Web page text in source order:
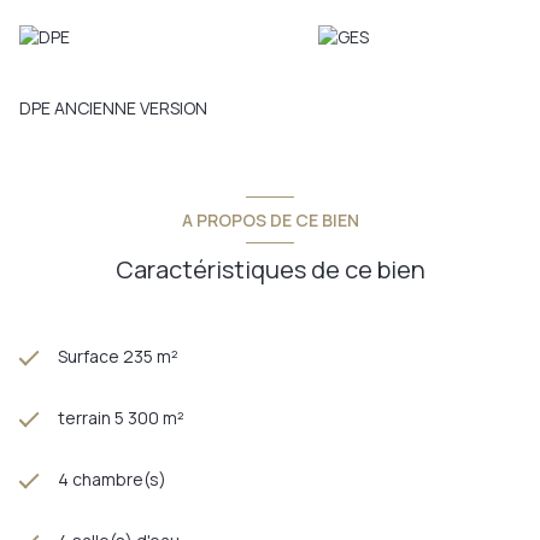
Les informations sur les risques auxquels ce bien est exposé
DPE ANCIENNE VERSION
A PROPOS DE CE BIEN
Caractéristiques de ce bien
Surface 235 m²
terrain 5 300 m²
4 chambre(s)